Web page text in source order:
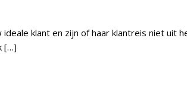
klant en zijn of haar klantreis niet uit
[…]